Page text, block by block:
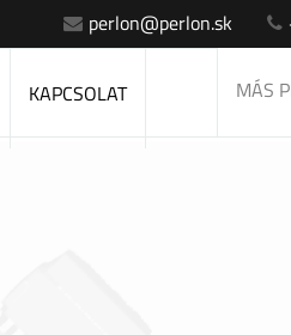
perlon@perlon.sk
KAPCSOLAT MÁS